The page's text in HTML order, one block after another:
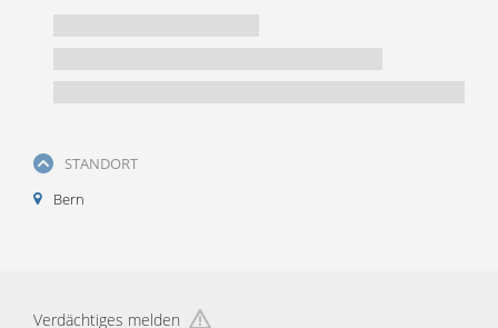
STANDORT
Bern
Verdächtiges melden